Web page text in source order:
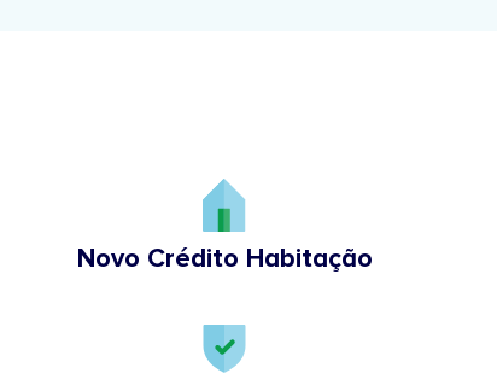
Novo Crédito Habitação